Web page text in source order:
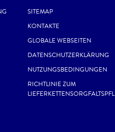
SITEMAP
KONTAKTE
GLOBALE WEBSEITEN
DATENSCHUTZERKLÄRUNG
NUTZUNGSBEDINGUNGEN
RICHTLINIE ZUM